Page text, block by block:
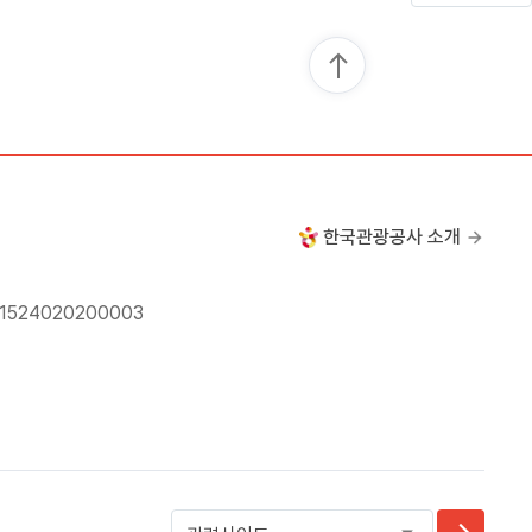
한국관광공사 소개